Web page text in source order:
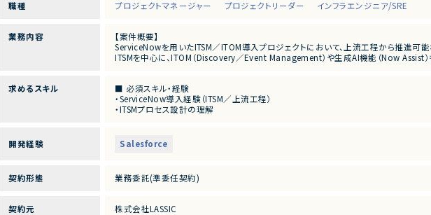
職種 プロジェクトマネージャー プロジェクトリーダー インフラエンジニア/SRE
業務内容
【案件概要】
ServiceNowを用いたITSM／ITOM導入プロジェクトにおいて、上流工程から推進可能
ITSMを中心に、ITOM（Discovery／Event Management）や生成AI機能（Now Assist
・ServiceNow ITSM導入支援（上流工程中心）
・ITSMプロセス設計
Incident／Problem／Change Management
・ステークホルダー調整
Discovery、Event Managementの導入・設計支援
・Now Assist（ITSM／ITOM）の活用・導入検討
進捗／品質／リソース管理
求めるスキル
■ 必須スキル・経験
・ServiceNow導入経験（ITSM／上流工程）
・ITSMプロセス設計の理解
構想策定、ロードマップ作成
・ステークホルダー調整スキル
・ITOMの基礎知識
Discovery／Event Managementの概念理解
進捗・品質・リソース管理
開発経験 Salesforce
契約形態 業務委託(準委任契約)
契約元 株式会社LASSIC